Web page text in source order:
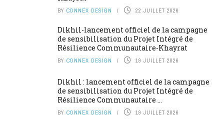
BY CONNEX DESIGN 22 JUILLET 2026
Dikhil-lancement officiel de la campagne
de sensibilisation du Projet Intégré de
Résilience Communautaire-Khayrat
BY CONNEX DESIGN 19 JUILLET 2026
Dikhil : lancement officiel de la campagne
de sensibilisation du Projet Intégré de
Résilience Communautaire ...
BY CONNEX DESIGN 19 JUILLET 2026